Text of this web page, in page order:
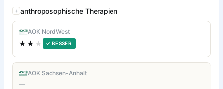
anthroposophische Therapien
AOK NordWest
★★ ★ ✓ BESSER
AOK Sachsen-Anhalt
—